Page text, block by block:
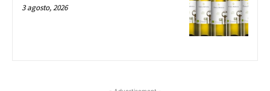
3 agosto, 2026